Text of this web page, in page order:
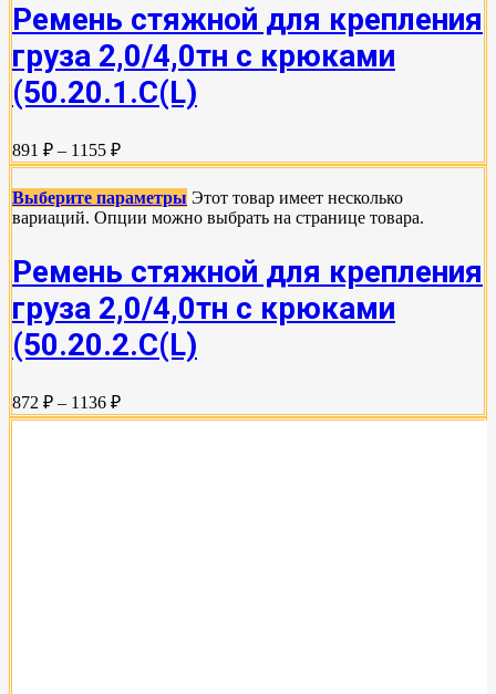
Ремень стяжной для крепления
груза 2,0/4,0тн с крюками
(50.20.1.С(L)
891 ₽ – 1155 ₽
Выберите параметры Этот товар имеет несколько
вариаций. Опции можно выбрать на странице товара.
Ремень стяжной для крепления
груза 2,0/4,0тн с крюками
(50.20.2.C(L)
872 ₽ – 1136 ₽